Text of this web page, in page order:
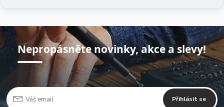
Nepropásněte novinky, akce a slevy!
Přihlásit se